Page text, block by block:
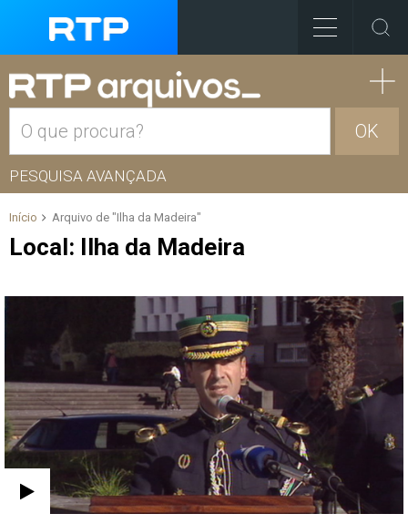
OK
PESQUISA AVANÇADA
Início Arquivo de "Ilha da Madeira"
Local: Ilha da Madeira